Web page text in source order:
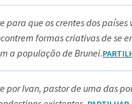
para que os crentes dos países
formas criativas de se
a população de Brunei.
por Ivan, pastor de uma das